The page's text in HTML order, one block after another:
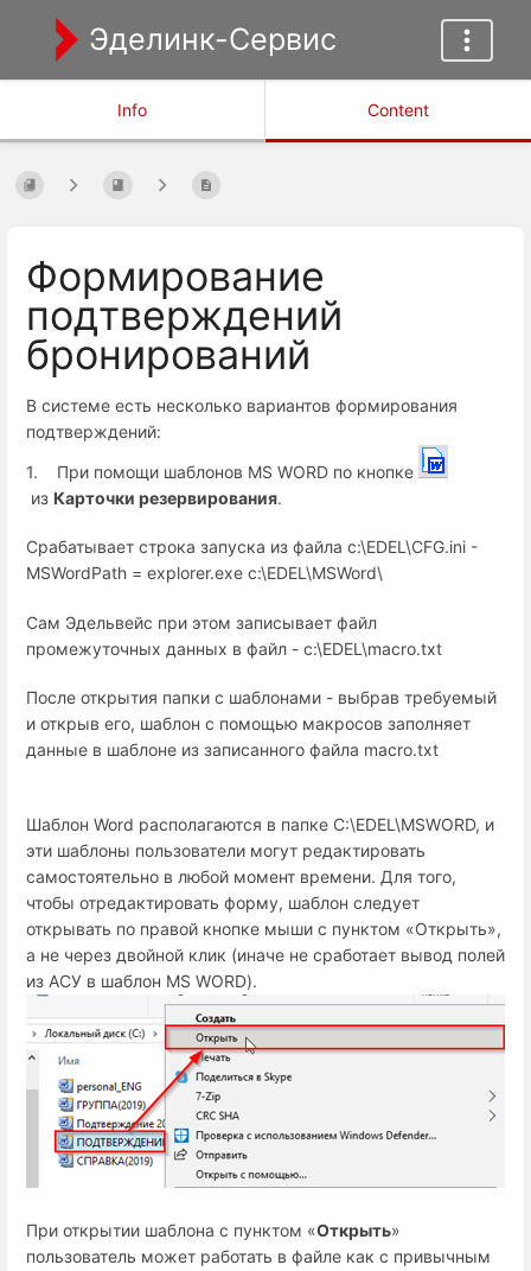
Эделинк-Сервис
Info Content
Формирование
подтверждений
бронирований
В системе есть несколько вариантов формирования
подтверждений:
1. При помощи шаблонов MS WORD по кнопке
из Карточки резервирования.
Срабатывает строка запуска из файла c:\EDEL\CFG.ini -
MSWordPath = explorer.exe c:\EDEL\MSWord\
Сам Эдельвейс при этом записывает файл
промежуточных данных в файл - c:\EDEL\macro.txt
После открытия папки с шаблонами - выбрав требуемый
и открыв его, шаблон с помощью макросов заполняет
данные в шаблоне из записанного файла macro.txt
Шаблон Word располагаются в папке C:\EDEL\MSWORD, и
эти шаблоны пользователи могут редактировать
самостоятельно в любой момент времени. Для того,
чтобы отредактировать форму, шаблон следует
открывать по правой кнопке мыши с пунктом «Открыть»,
а не через двойной клик (иначе не сработает вывод полей
из АСУ в шаблон MS WORD).
При открытии шаблона с пунктом «Открыть»
пользователь может работать в файле как с привычным